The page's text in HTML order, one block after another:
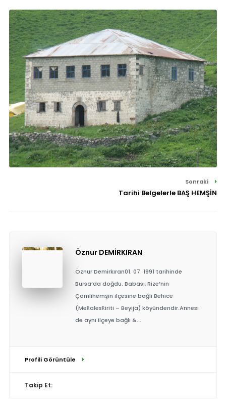
Sonraki
Tarihi Belgelerle BAŞ HEMŞİN
Öznur DEMİRKIRAN
Öznur Demirkıran01. 07. 1991 tarihinde
Bursa’da doğdu. Babası, Rize’nin
Çamlıhemşin ilçesine bağlı Behice
(Mek̆alesk̆iriti – Beyija) köyündendir.Annesi
de aynı ilçeye bağlı &...
Profili Görüntüle
Takip Et: